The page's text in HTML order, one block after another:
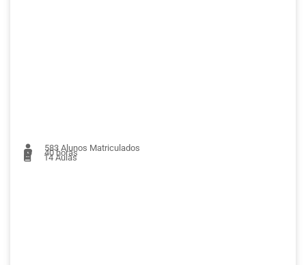
583 Alunos Matriculados
40 horas
14Aulas